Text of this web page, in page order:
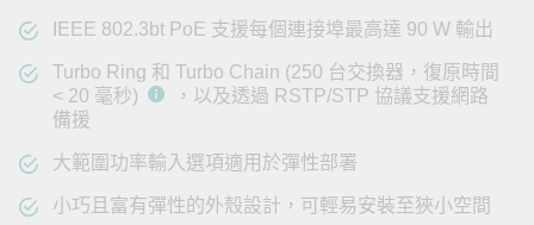
IEEE 802.3bt PoE 支援每個連接埠最高達 90 W 輸出
Turbo Ring 和 Turbo Chain (250 台交換器，復原時間
< 20 毫秒)
，以及透過 RSTP/STP 協議支援網路
備援
大範圍功率輸入選項適用於彈性部署
小巧且富有彈性的外殼設計，可輕易安裝至狹小空間